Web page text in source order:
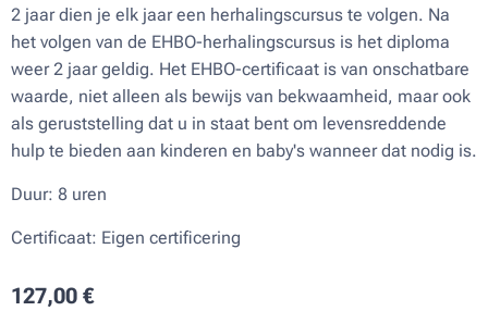
2 jaar dien je elk jaar een herhalingscursus te volgen. Na
het volgen van de EHBO-herhalingscursus is het diploma
weer 2 jaar geldig. Het EHBO-certificaat is van onschatbare
waarde, niet alleen als bewijs van bekwaamheid, maar ook
als geruststelling dat u in staat bent om levensreddende
hulp te bieden aan kinderen en baby's wanneer dat nodig is.
Duur: 8 uren
Certificaat: Eigen certificering
127,00 €